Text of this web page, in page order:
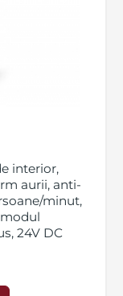
interior,
aurii, anti-
minut,
24V DC